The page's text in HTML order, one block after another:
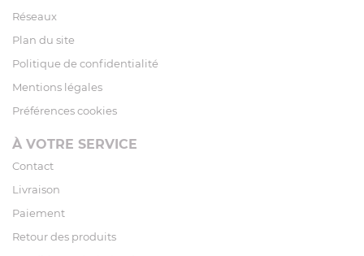
Réseaux
Plan du site
Politique de confidentialité
Mentions légales
Préférences cookies
À VOTRE SERVICE
Contact
Livraison
Paiement
Retour des produits